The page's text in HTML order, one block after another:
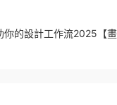
你的設計工作流2025【